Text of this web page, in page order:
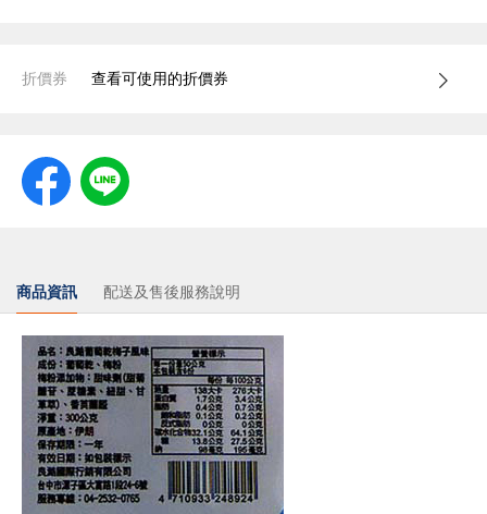
折價券 查看可使用的折價券
商品資訊 配送及售後服務說明